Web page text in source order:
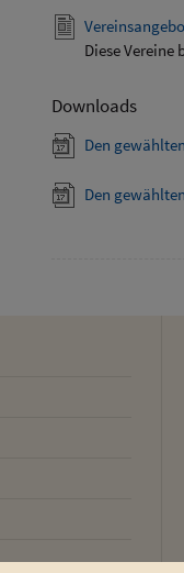
Diese
Downloads
Den
Den